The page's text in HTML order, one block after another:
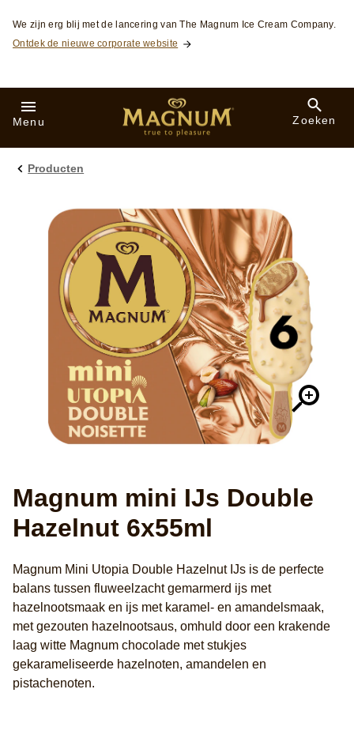
Skip to:
We zijn erg blij met de lancering van The Magnum Ice Cream Company.
Ontdek de nieuwe corporate website
Menu Zoeken
Producten
Magnum mini IJs Double
Hazelnut 6x55ml
Magnum Mini Utopia Double Hazelnut IJs is de perfecte
balans tussen fluweelzacht gemarmerd ijs met
hazelnootsmaak en ijs met karamel- en amandelsmaak,
met gezouten hazelnootsaus, omhuld door een krakende
laag witte Magnum chocolade met stukjes
gekarameliseerde hazelnoten, amandelen en
pistachenoten.